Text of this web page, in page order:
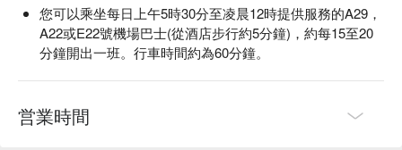
您可以乘坐每日上午5時30分至凌晨12時提供服務的A29，
A22或E22號機場巴士(從酒店步行約5分鐘)，約每15至20
分鐘開出一班。行車時間約為60分鐘。
営業時間